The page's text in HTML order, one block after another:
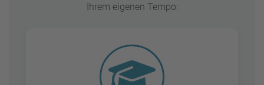
Ihrem eigenen Tempo: